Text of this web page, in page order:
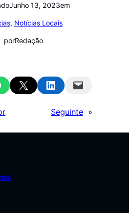
Junho 13, 2023em
, Notícias Locais
porRedação
on WhatsApp
Email this Page Share on LinkedInEmail this Page
Seguinte »